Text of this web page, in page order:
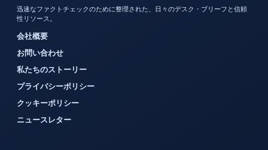
迅速なファクトチェックのために整理された、日々のデスク・ブリーフと信頼
性リソース。
会社概要
お問い合わせ
私たちのストーリー
プライバシーポリシー
クッキーポリシー
ニュースレター